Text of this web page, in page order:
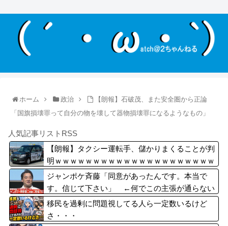
ホーム 政治
【朗報】石破茂、また安全圏から正論
「国旗損壊罪って自分の物を壊して器物損壊罪になるようなもの」
人気記事リストRSS
【朗報】タクシー運転手、儲かりまくることが判
明ｗｗｗｗｗｗｗｗｗｗｗｗｗｗｗｗｗｗｗｗｗ
ｗｗｗｗ
ジャンポケ斉藤「同意があったんです。本当で
す。信じて下さい」 ←何でこの主張が通らない
の？
移民を過剰に問題視してる人ら一定数いるけど
さ・・・